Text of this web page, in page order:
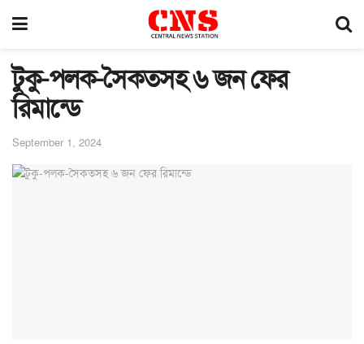
টুকু-পলক-সৈকতসহ ৬ জন ফের
রিমান্ডে
September 1, 2024